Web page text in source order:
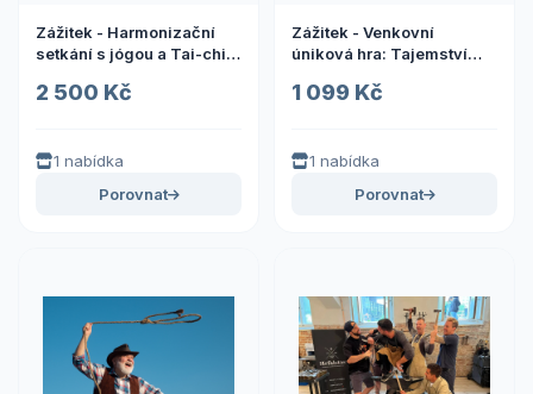
Zážitek - Harmonizační
setkání s jógou a Tai-chi
adrenalinu po wellness
2 500 Kč
1 nabídka
Porovnat
Zážitek - Venkovní
úniková hra: Tajemství
v Libereckém kraji?
1 099 Kč
1 nabídka
Porovnat